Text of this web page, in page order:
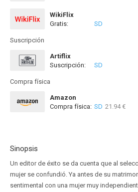
WikiFlix
Gratis:
SD
Suscripción
Artiflix
Suscripción:
SD
Compra física
Amazon
Compra física: SD 21.94 €
Sinopsis
Un editor de éxito se da cuenta que al
mujer se confundió. Ya antes de su
sentimental con una mujer muy